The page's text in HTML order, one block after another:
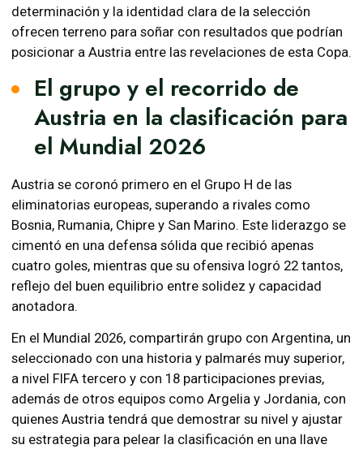
determinación y la identidad clara de la selección
ofrecen terreno para soñar con resultados que podrían
posicionar a Austria entre las revelaciones de esta Copa.
El grupo y el recorrido de
Austria en la clasificación para
el Mundial 2026
Austria se coronó primero en el Grupo H de las
eliminatorias europeas, superando a rivales como
Bosnia, Rumania, Chipre y San Marino. Este liderazgo se
cimentó en una defensa sólida que recibió apenas
cuatro goles, mientras que su ofensiva logró 22 tantos,
reflejo del buen equilibrio entre solidez y capacidad
anotadora.
En el Mundial 2026, compartirán grupo con Argentina, un
seleccionado con una historia y palmarés muy superior,
a nivel FIFA tercero y con 18 participaciones previas,
además de otros equipos como Argelia y Jordania, con
quienes Austria tendrá que demostrar su nivel y ajustar
su estrategia para pelear la clasificación en una llave